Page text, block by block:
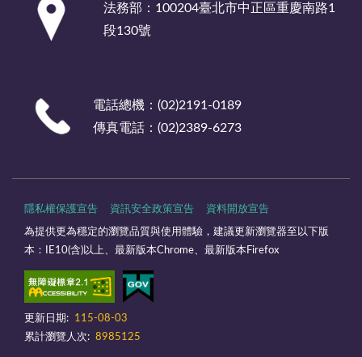
法務部：100204臺北市中正區重慶南路1
段130號
電話總機：(02)2191-0189
傳真電話：(02)2389-6273
隱私權保護宣告 資訊安全政策宣告 資料開放宣告
為提供更為穩定的瀏覽品質與使用體驗，建議更新瀏覽器至以下版
本：IE10(含)以上、最新版本Chrome、最新版本Firefox
更新日期:
115-08-03
累計瀏覽人次: 8985125